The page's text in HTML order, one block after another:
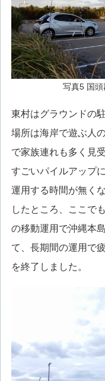
写真5 国
東村はグラウンドの
場所は海岸で遊ぶ人
で家族連れも多く見
すごいパイルアップ
運用する時間が無く
したところ、ここで
の移動運用で沖縄本
て、長期間の運用で
を終了しました。